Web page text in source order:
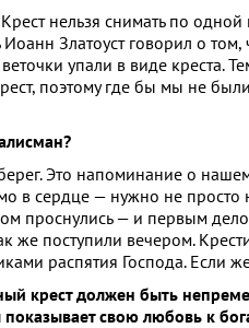
нельзя снимать по одной
Златоуст говорил о том,
упали в виде креста.
поэтому где бы мы не
Это напоминание о
в сердце — нужно не просто
проснулись — и первым
же поступили вечером.
распятия Господа.
крест должен быть
свою любовь к